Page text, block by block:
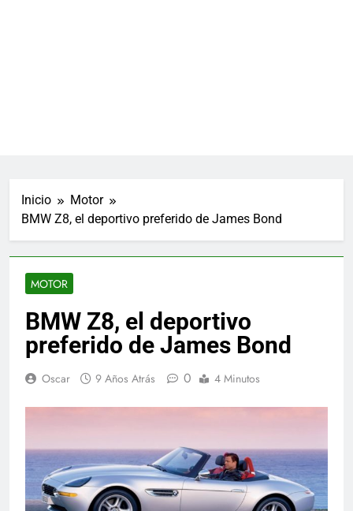
Inicio
Motor
BMW Z8, el deportivo preferido de James Bond
MOTOR
BMW Z8, el deportivo
preferido de James Bond
Oscar 9 Años Atrás 0 4 Minutos